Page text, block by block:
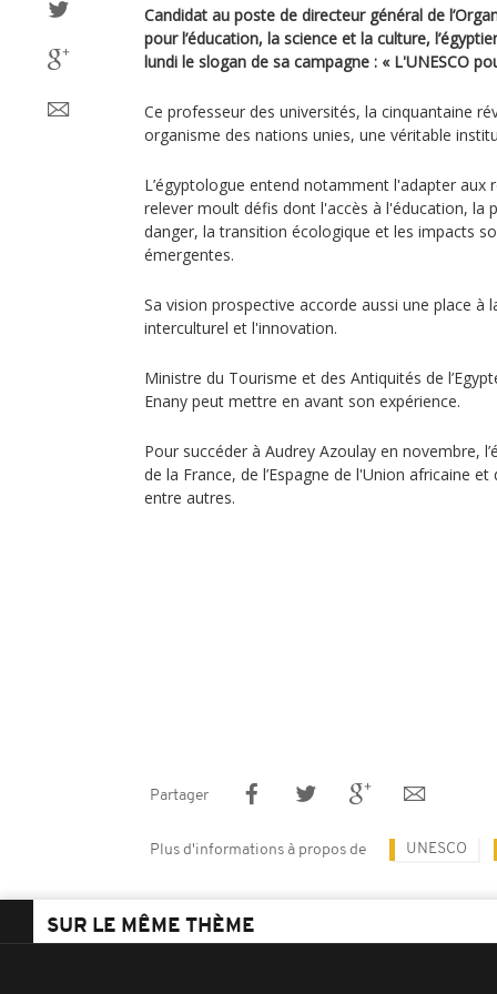
Candidat au poste de directeur général de
pour l’éducation, la science et la culture,
lundi le slogan de sa campagne : « L'UNESCO
Ce professeur des universités, la cinquantaine
organisme des nations unies, une véritable
L’égyptologue entend notamment l'adapter aux
relever moult défis dont l'accès à l'éducation, la
danger, la transition écologique et les impacts
émergentes.
Sa vision prospective accorde aussi une place à
interculturel et l'innovation.
Ministre du Tourisme et des Antiquités de
Enany peut mettre en avant son expérience.
Pour succéder à Audrey Azoulay en novembre,
de la France, de l’Espagne de l'Union africaine
entre autres.
Partager
Plus d'informations à propos de UNESCO
SUR LE MÊME THÈME